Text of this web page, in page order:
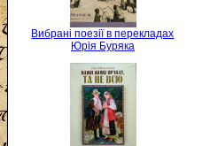
Вибрані поезії в перекладах
Юрія Буряка